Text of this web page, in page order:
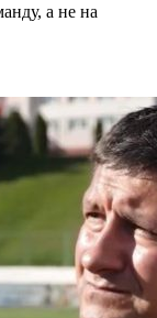
а не на